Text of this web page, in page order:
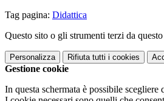
Tag pagina: Didattica
Questo sito o gli strumenti terzi da
Personalizza Rifiuta tutti i cookies
Gestione cookie
In questa schermata è possibile scegliere